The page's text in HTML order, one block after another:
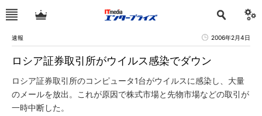
速報 2006年2月4日
ロシア証券取引所がウイルス感染でダウン
ロシア証券取引所のコンピュータ1台がウイルスに感染し、大量
のメールを放出。これが原因で株式市場と先物市場などの取引が
一時中断した。